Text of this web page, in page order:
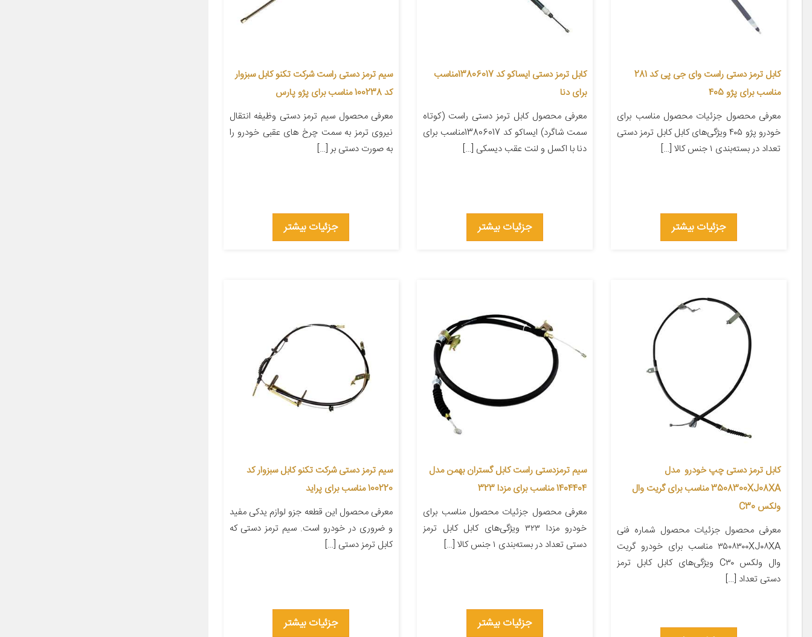
کابل ترمز دستی راست وای جی پی کد 281
مناسب برای پژو 405
معرفی محصول جزئیات محصول مناسب برای
خودرو پژو ۴۰۵ ویژگی‌های کابل کابل ترمز دستی
تعداد در بسته‌بندی ۱ جنس کالا […]
جزئیات بیشتر
کابل ترمز دستی ایساکو کد 13806017مناسب
برای دنا
معرفی محصول کابل ترمز دستی راست (کوتاه
سمت شاگرد) ایساکو کد 13806017مناسب برای
دنا با اکسل و لنت عقب دیسکی […]
جزئیات بیشتر
سیم ترمز دستی راست شرکت تکنو کابل سبزوار
کد 100238 مناسب برای پژو پارس
معرفی محصول سیم ترمز دستی وظیفه انتقال
نیروی ترمز به سمت چرخ های عقبی خودرو را
به صورت دستی بر […]
جزئیات بیشتر
کابل ترمز دستی چپ خودرو مدل
3508300XJ08XA مناسب برای گریت وال
ولکس C30
معرفی محصول جزئیات محصول شماره فنی
۳۵۰۸۳۰۰XJ۰۸XA مناسب برای خودرو گریت
وال ولکس C۳۰ ویژگی‌های کابل کابل ترمز
دستی تعداد […]
سیم ترمزدستی راست کابل گستران بهمن مدل
1404404 مناسب برای مزدا 323
معرفی محصول جزئیات محصول مناسب برای
خودرو مزدا ۳۲۳ ویژگی‌های کابل کابل ترمز
دستی تعداد در بسته‌بندی ۱ جنس کالا […]
جزئیات بیشتر
سیم ترمز دستی شرکت تکنو کابل سبزوار کد
100220 مناسب برای پراید
معرفی محصول این قطعه جزو لوازم یدکی مفید
و ضروری در خودرو است. سیم ترمز دستی که
کابل ترمز دستی […]
جزئیات بیشتر